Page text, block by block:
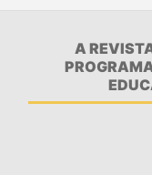
A